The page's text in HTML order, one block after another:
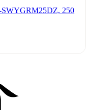
SWYGRM25DZ, 250